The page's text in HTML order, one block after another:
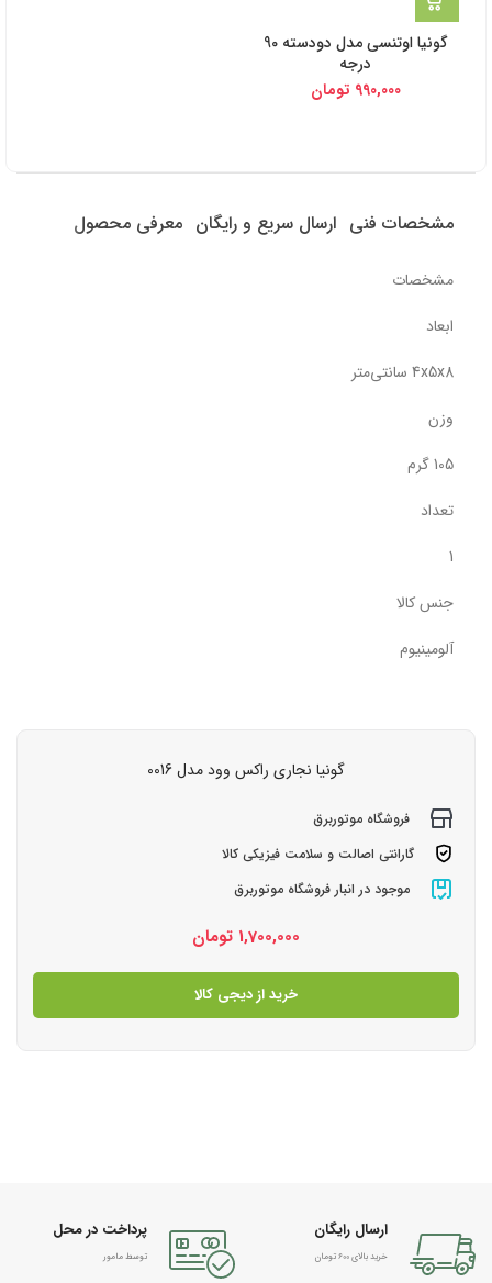
گونیا اوتنسی مدل دودسته 90
درجه
990,000 تومان
مشخصات فنی ارسال سریع و رایگان معرفی محصول
مشخصات
ابعاد
4x5x8 سانتی‌متر
وزن
105 گرم
تعداد
1
جنس کالا
آلومینیوم
گونیا نجاری راکس وود مدل 0016
فروشگاه موتوربرق
گارانتی اصالت و سلامت فیزیکی کالا
موجود در انبار فروشگاه موتوربرق
1,700,000 تومان
خرید از دیجی کالا
ارسال رایگان
خرید بالای 600 تومان
پرداخت در محل
توسط مامور